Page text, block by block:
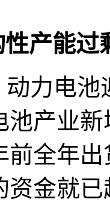
产能过
动力电
池产业
前全年
资金就